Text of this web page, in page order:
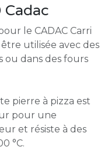
Cadac
le CADAC Carri
utilisée avec des
ou dans des fours
pierre à pizza est
pour une
et résiste à des
°C.